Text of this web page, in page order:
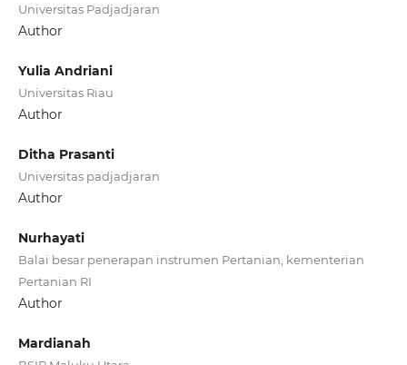
Universitas Padjadjaran
Author
Yulia Andriani
Universitas Riau
Author
Ditha Prasanti
Universitas padjadjaran
Author
Nurhayati
Balai besar penerapan instrumen Pertanian, kementerian
Pertanian RI
Author
Mardianah